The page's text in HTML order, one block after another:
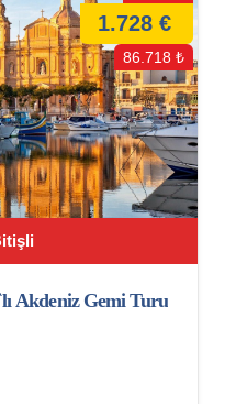
1.728 €
86.718 ₺
Akdeniz Gemi Turu